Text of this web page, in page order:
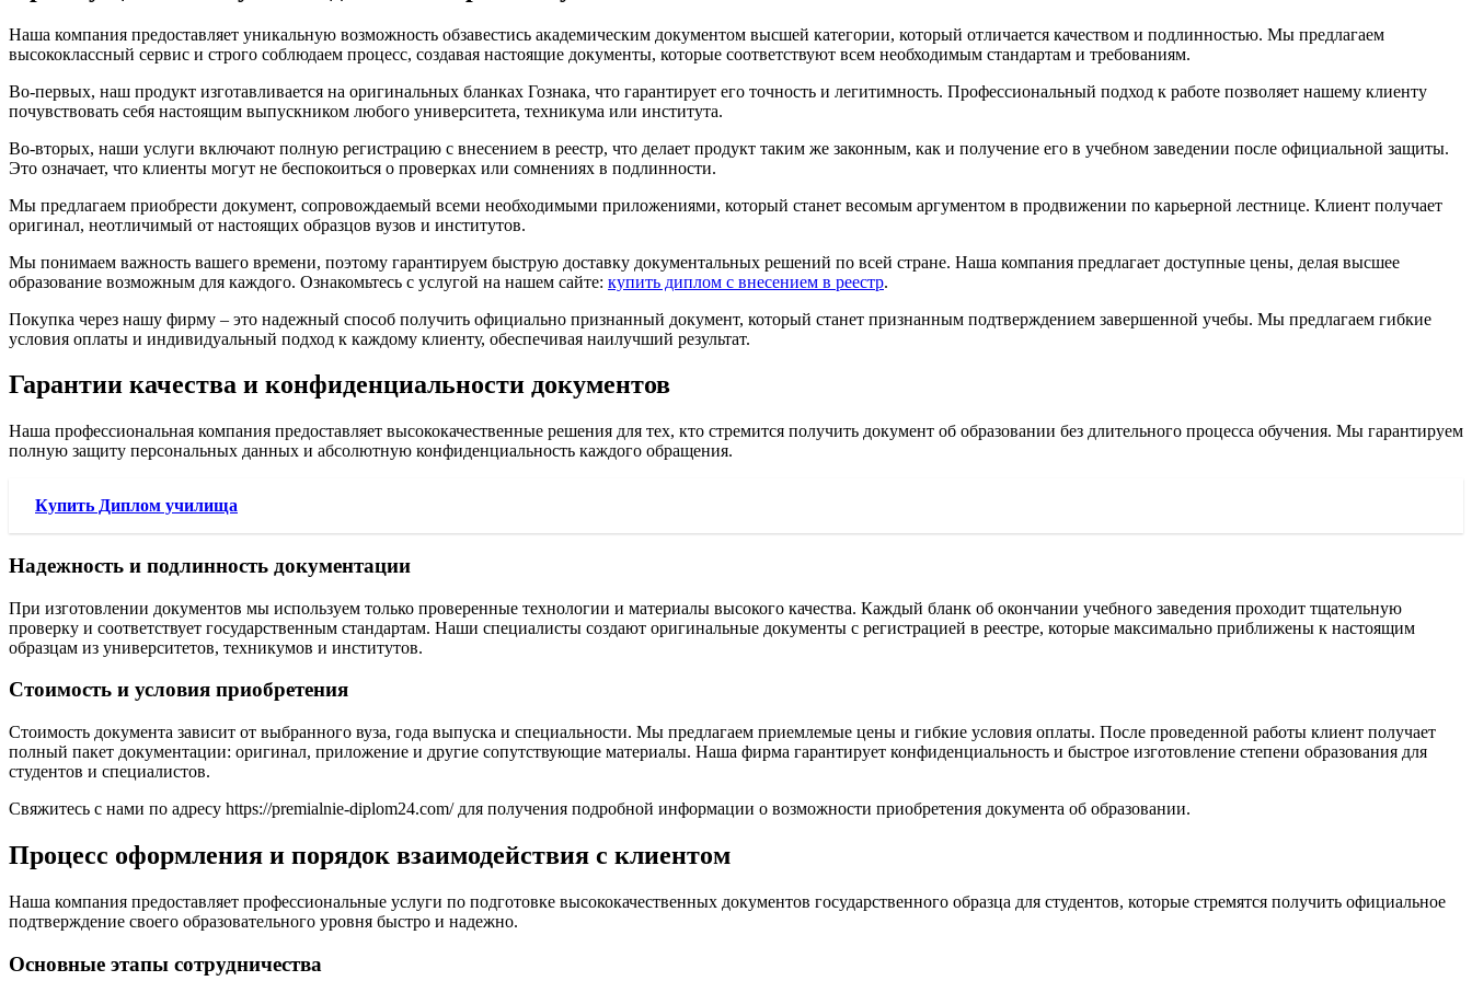
Наша компания предоставляет уникальную возможность обзавестись академическим документом высшей категории, который отличается качеством и подлинностью. Мы предлагаем
высококлассный сервис и строго соблюдаем процесс, создавая настоящие документы, которые соответствуют всем необходимым стандартам и требованиям.
Во-первых, наш продукт изготавливается на оригинальных бланках Гознака, что гарантирует его точность и легитимность. Профессиональный подход к работе позволяет нашему клиенту
почувствовать себя настоящим выпускником любого университета, техникума или института.
Во-вторых, наши услуги включают полную регистрацию с внесением в реестр, что делает продукт таким же законным, как и получение его в учебном заведении после официальной защиты.
Это означает, что клиенты могут не беспокоиться о проверках или сомнениях в подлинности.
Мы предлагаем приобрести документ, сопровождаемый всеми необходимыми приложениями, который станет весомым аргументом в продвижении по карьерной лестнице. Клиент получает
оригинал, неотличимый от настоящих образцов вузов и институтов.
Мы понимаем важность вашего времени, поэтому гарантируем быструю доставку документальных решений по всей стране. Наша компания предлагает доступные цены, делая высшее
образование возможным для каждого. Ознакомьтесь с услугой на нашем сайте: купить диплом с внесением в реестр.
Покупка через нашу фирму – это надежный способ получить официально признанный документ, который станет признанным подтверждением завершенной учебы. Мы предлагаем гибкие
условия оплаты и индивидуальный подход к каждому клиенту, обеспечивая наилучший результат.
Гарантии качества и конфиденциальности документов
Наша профессиональная компания предоставляет высококачественные решения для тех, кто стремится получить документ об образовании без длительного процесса обучения. Мы гарантируем
полную защиту персональных данных и абсолютную конфиденциальность каждого обращения.
Купить Диплом училища
Надежность и подлинность документации
При изготовлении документов мы используем только проверенные технологии и материалы высокого качества. Каждый бланк об окончании учебного заведения проходит тщательную
проверку и соответствует государственным стандартам. Наши специалисты создают оригинальные документы с регистрацией в реестре, которые максимально приближены к настоящим
образцам из университетов, техникумов и институтов.
Стоимость и условия приобретения
Стоимость документа зависит от выбранного вуза, года выпуска и специальности. Мы предлагаем приемлемые цены и гибкие условия оплаты. После проведенной работы клиент получает
полный пакет документации: оригинал, приложение и другие сопутствующие материалы. Наша фирма гарантирует конфиденциальность и быстрое изготовление степени образования для
студентов и специалистов.
Свяжитесь с нами по адресу https://premialnie-diplom24.com/ для получения подробной информации о возможности приобретения документа об образовании.
Процесс оформления и порядок взаимодействия с клиентом
Наша компания предоставляет профессиональные услуги по подготовке высококачественных документов государственного образца для студентов, которые стремятся получить официальное
подтверждение своего образовательного уровня быстро и надежно.
Основные этапы сотрудничества